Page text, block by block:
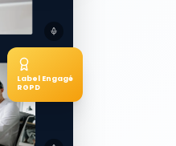
Label Engagé
RGPD